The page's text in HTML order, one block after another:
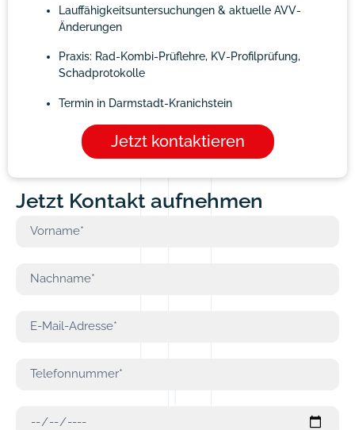
Lauffähigkeitsuntersuchungen & aktuelle AVV-
Änderungen
Praxis: Rad-Kombi-Prüflehre, KV-Profilprüfung,
Schadprotokolle
Termin in Darmstadt-Kranichstein
Jetzt kontaktieren
Jetzt Kontakt aufnehmen